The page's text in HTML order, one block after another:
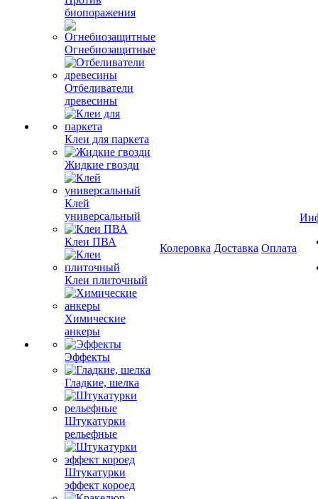
биопоражения
Огнебиозащитные
Отбеливатели
древесины
Клеи для паркета
Жидкие гвозди
Клей
универсальный
Клеи ПВА
Клеи плиточный
Химические
анкеры
Эффекты
Гладкие, шелка
Штукатурки
рельефные
Штукатурки
эффект короед
Колеровка Доставка Оплата